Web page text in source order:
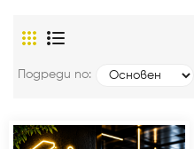
Подреди по: